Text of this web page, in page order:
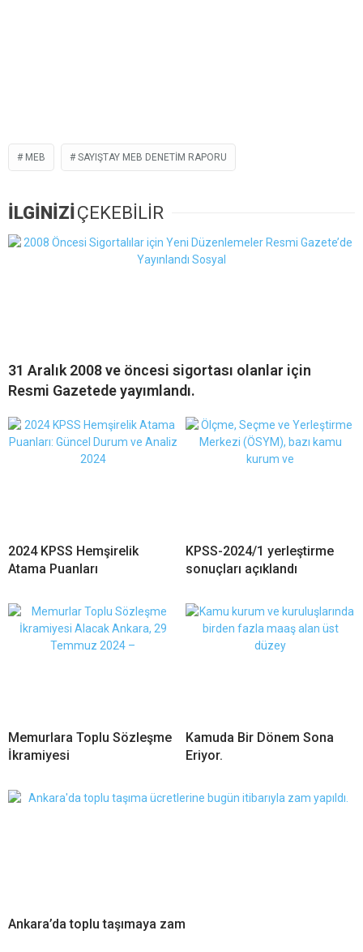
MEB SAYIŞTAY MEB DENETIM RAPORU
İLGİNİZİÇEKEBİLİR
31 Aralık 2008 ve öncesi sigortası olanlar için
Resmi Gazetede yayımlandı.
2024 KPSS Hemşirelik
Atama Puanları
KPSS-2024/1 yerleştirme
sonuçları açıklandı
Memurlara Toplu Sözleşme
İkramiyesi
Kamuda Bir Dönem Sona
Eriyor.
Ankara’da toplu taşımaya zam